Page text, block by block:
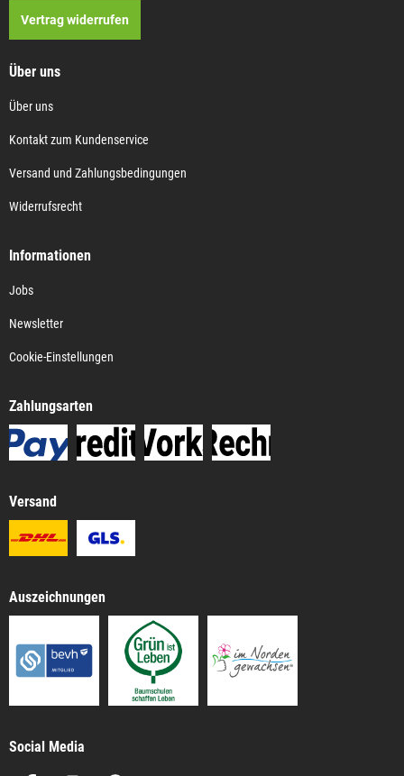
Vertrag widerrufen
Über uns
Über uns
Kontakt zum Kundenservice
Versand und Zahlungsbedingungen
Widerrufsrecht
Informationen
Jobs
Newsletter
Cookie-Einstellungen
Zahlungsarten
Versand
Auszeichnungen
Social Media